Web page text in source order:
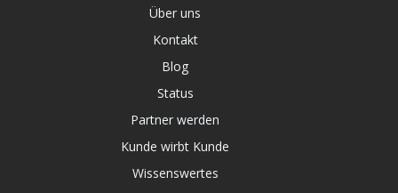
Über uns
Kontakt
Blog
Status
Partner werden
Kunde wirbt Kunde
Wissenswertes